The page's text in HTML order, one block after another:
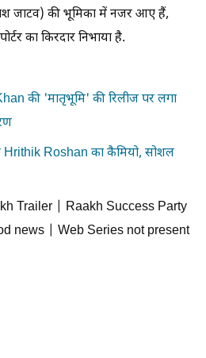
जाटव) की भूमिका में नजर आए हैं,
का किरदार निभाया है.
की 'मातृभूमि' की रिलीज पर लगा
Roshan का कैमियो, सोशल
Trailer | Raakh Success Party
news | Web Series not present